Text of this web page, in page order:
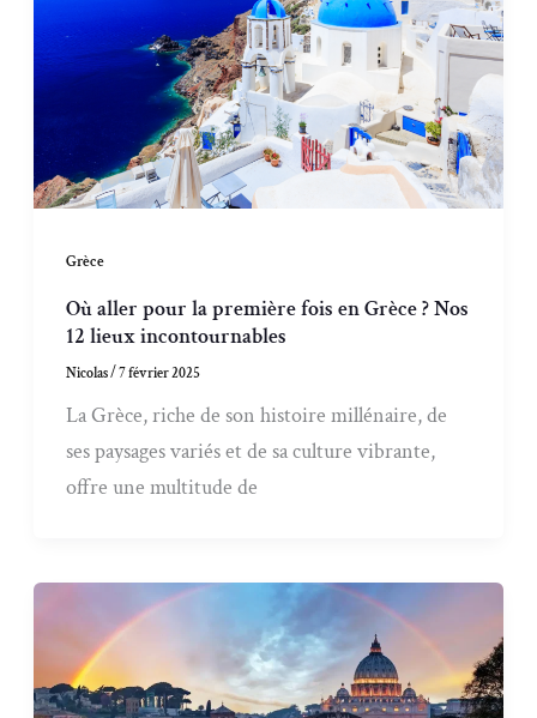
Grèce
Où aller pour la première fois en Grèce ? Nos
12 lieux incontournables
Nicolas/7 février 2025
La Grèce, riche de son histoire millénaire, de
ses paysages variés et de sa culture vibrante,
offre une multitude de